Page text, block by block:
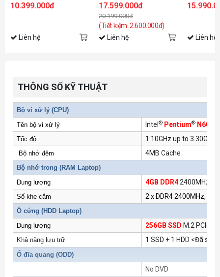
15.6 inch FHD | 8GB |
10.399.000đ
Liên hệ
SSD/14 2.8K
Oled/Win11/Bạc/Chuột)
17.599.000đ
20.199.000đ
(Tiết kiệm: 2.600.000đ)
Liên hệ
SSD/14
Liên hệ
THÔNG SỐ KỸ THUẬT
Bộ vi xử lý (CPU)
Tên bộ vi xử lý
Intel® Pentium® N6000
Tốc độ 1.10GHz up to
Bộ nhớ đệm 4MB Cache
Bộ nhớ trong (RAM Laptop)
Dung lượng
4GB DDR42400MHz
Số khe cắm 2 x DDR4 2400MHz,
Ổ cứng (HDD Laptop)
Dung lượng
256GB SSD M.2 PCIe
Khả năng lưu trữ 1 SSD + 1 HDD <Đã sử
Ổ đĩa quang (ODD)
No DVD